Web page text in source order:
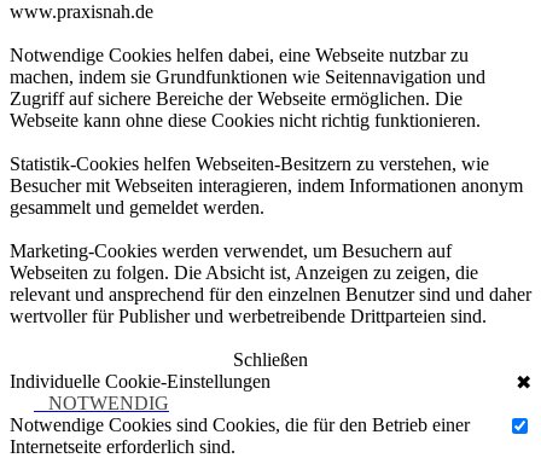
www.praxisnah.de
Notwendige Cookies helfen dabei, eine Webseite nutzbar zu
machen, indem sie Grundfunktionen wie Seitennavigation und
Zugriff auf sichere Bereiche der Webseite ermöglichen. Die
Webseite kann ohne diese Cookies nicht richtig funktionieren.
Statistik-Cookies helfen Webseiten-Besitzern zu verstehen, wie
Besucher mit Webseiten interagieren, indem Informationen anonym
gesammelt und gemeldet werden.
Marketing-Cookies werden verwendet, um Besuchern auf
Webseiten zu folgen. Die Absicht ist, Anzeigen zu zeigen, die
relevant und ansprechend für den einzelnen Benutzer sind und daher
wertvoller für Publisher und werbetreibende Drittparteien sind.
Schließen
Individuelle Cookie-Einstellungen
✖
NOTWENDIG
Notwendige Cookies sind Cookies, die für den Betrieb einer
Internetseite erforderlich sind.